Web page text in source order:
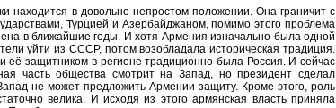
находится в довольно непростом положении. Она граничит с
Турцией и Азербайджаном, помимо этого проблема
в ближайшие годы. И хотя Армения изначально была одной
уйти из СССР, потом возобладала историческая традиция.
её защитником в регионе традиционно была Россия. И сейчас
часть общества смотрит на Запад, но президент сделал
не может предложить Армении защиту. Кроме этого, роль
велика. И исходя из этого армянская власть приняла